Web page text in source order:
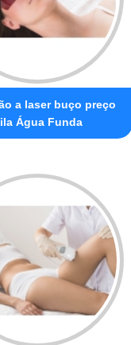
a laser buço preço
Água Funda